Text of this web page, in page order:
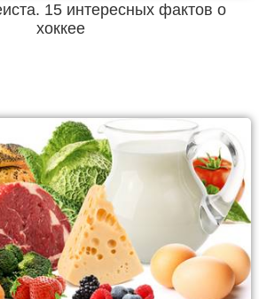
15 интересных фактов о
хоккее